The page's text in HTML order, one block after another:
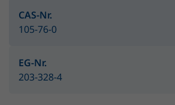
CAS-Nr.
105-76-0
EG-Nr.
203-328-4